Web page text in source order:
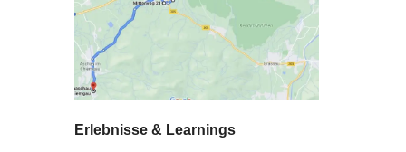
Erlebnisse & Learnings